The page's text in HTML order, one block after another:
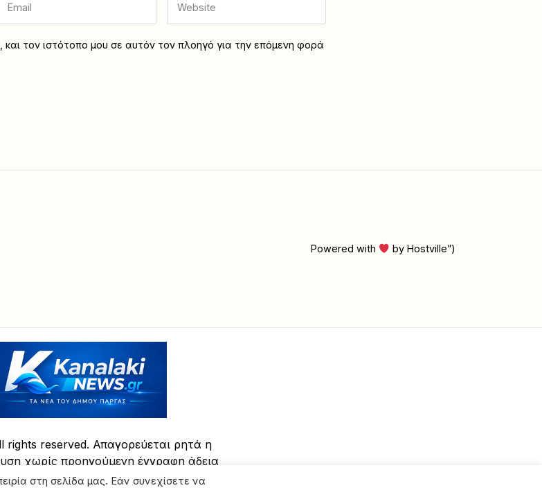
τον ιστότοπο μου σε αυτόν τον πλοηγό για την επόμενη φορά
Powered with by Hostville”)
rights reserved. Απαγορεύεται ρητά η
χωρίς προηγούμενη έγγραφη άδεια
της ιδιοκτήτριας εταιρείας
στη σελίδα μας. Εάν συνεχίσετε να